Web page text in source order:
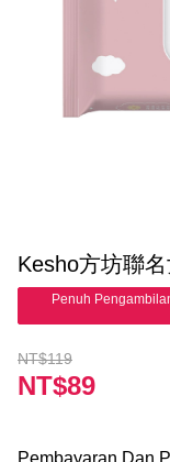
Kesho方坊聯
Penuh
NT$119
NT$89
Pembayaran Dan